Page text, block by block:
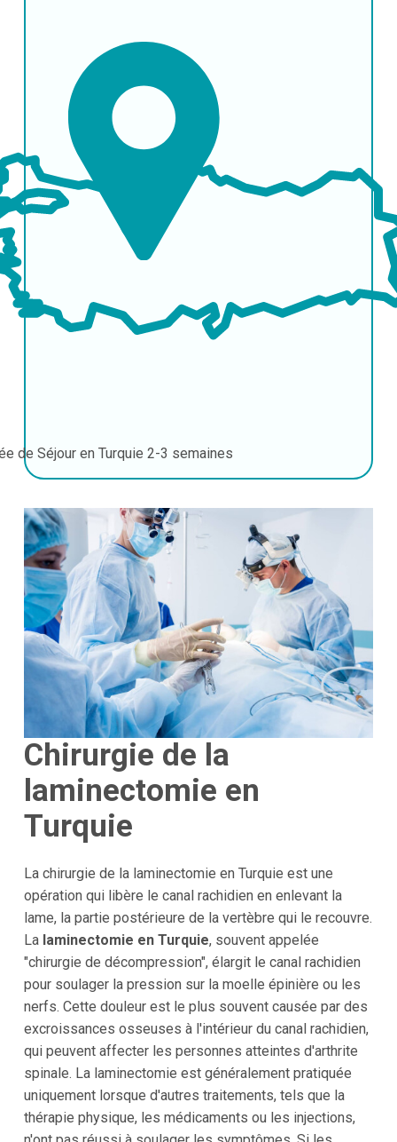
de Séjour en Turquie 2-3 semaines
Chirurgie de la
laminectomie en
Turquie
La chirurgie de la laminectomie en Turquie est une
opération qui libère le canal rachidien en enlevant la
lame, la partie postérieure de la vertèbre qui le recouvre.
La laminectomie en Turquie, souvent appelée
"chirurgie de décompression", élargit le canal rachidien
pour soulager la pression sur la moelle épinière ou les
nerfs. Cette douleur est le plus souvent causée par des
excroissances osseuses à l'intérieur du canal rachidien,
qui peuvent affecter les personnes atteintes d'arthrite
spinale. La laminectomie est généralement pratiquée
uniquement lorsque d'autres traitements, tels que la
thérapie physique, les médicaments ou les injections,